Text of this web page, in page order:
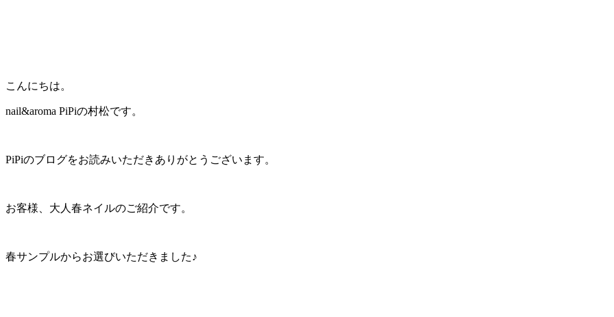
こんにちは。
nail&aroma PiPiの村松です。
PiPiのブログをお読みいただきありがとうございます。
お客様、大人春ネイルのご紹介です。
春サンプルからお選びいただきました♪